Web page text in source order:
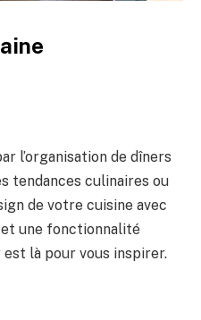
l’organisation de dîners
tendances culinaires ou
de votre cuisine avec
une fonctionnalité
là pour vous inspirer.